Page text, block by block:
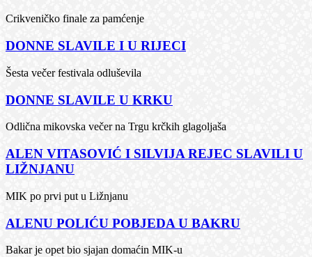
Crikveničko finale za pamćenje
DONNE SLAVILE I U RIJECI
Šesta večer festivala odluševila
DONNE SLAVILE U KRKU
Odlična mikovska večer na Trgu krčkih glagoljaša
ALEN VITASOVIĆ I SILVIJA REJEC SLAVILI U
LIŽNJANU
MIK po prvi put u Ližnjanu
ALENU POLIĆU POBJEDA U BAKRU
Bakar je opet bio sjajan domaćin MIK-u